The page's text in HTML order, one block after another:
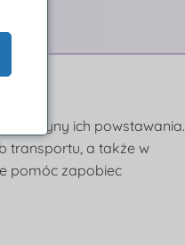
ich powstawania.
transportu, a także w
pomóc zapobiec